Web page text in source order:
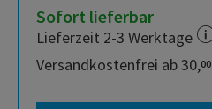
Sofort lieferbar
Lieferzeit 2-3 Werktage
Versandkostenfrei ab 30,00